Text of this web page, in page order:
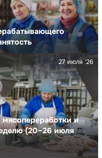
и
(20–26 июля
27 июля '26